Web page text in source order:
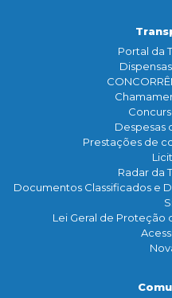
Portal da
Despesas
Prestações de
Radar da
Documentos Classificados e
Lei Geral de Proteção